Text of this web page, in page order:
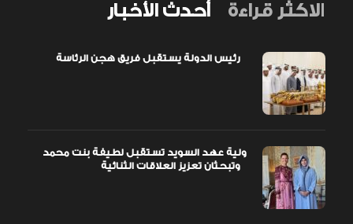
أحدث الأخبار الاكثر قراءة
ولية عهد السويد تستقبل لطيفة بنت محمد